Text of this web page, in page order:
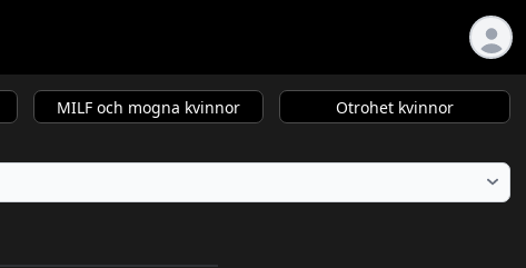
MILF och mogna kvinnor Otrohet kvinnor